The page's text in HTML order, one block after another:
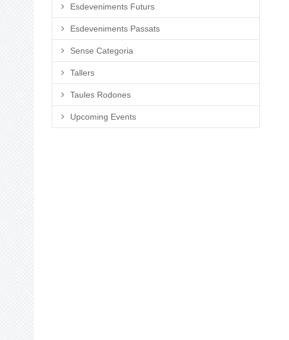
Esdeveniments Futurs
Esdeveniments Passats
Sense Categoria
Tallers
Taules Rodones
Upcoming Events